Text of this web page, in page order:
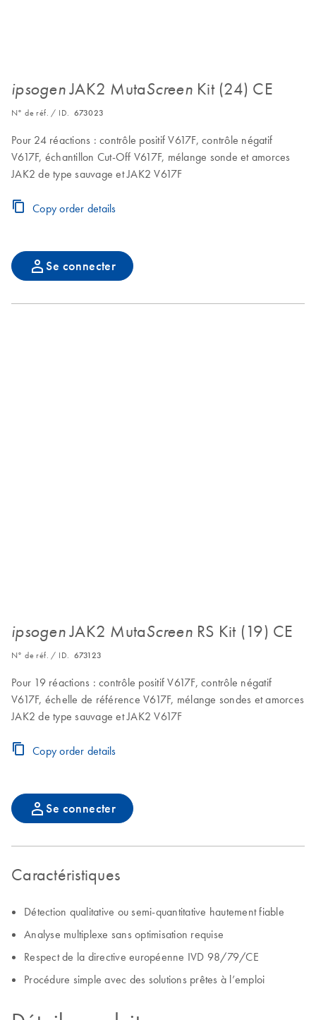
ipsogenJAK2 MutaScreenKit (24) CE
N° de réf. / ID.673023
Pour 24 réactions : contrôle positif V617F, contrôle négatif
V617F, échantillon Cut-Off V617F, mélange sonde et amorces
JAK2 de type sauvage et JAK2 V617F
Copy order details
Se connecter
ipsogenJAK2 MutaScreenRS Kit (19) CE
N° de réf. / ID.673123
Pour 19 réactions : contrôle positif V617F, contrôle négatif
V617F, échelle de référence V617F, mélange sondes et amorces
JAK2 de type sauvage et JAK2 V617F
Copy order details
Se connecter
Caractéristiques
Détection qualitative ou semi-quantitative hautement fiable
Analyse multiplexe sans optimisation requise
Respect de la directive européenne IVD 98/79/CE
Procédure simple avec des solutions prêtes à l’emploi